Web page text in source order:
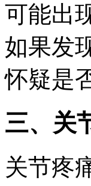
可能出
如果发
怀疑是
三、关
关节疼